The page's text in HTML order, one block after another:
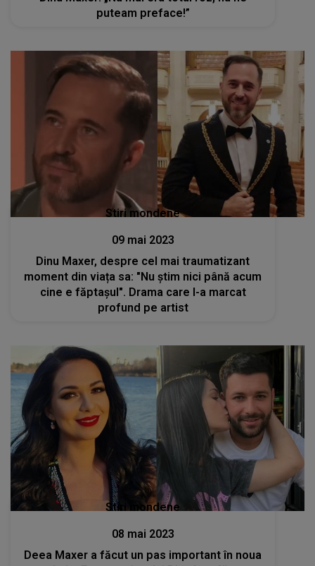
puteam preface!”
Stiri mondene
09 mai 2023
Dinu Maxer, despre cel mai traumatizant
moment din viața sa: "Nu știm nici până acum
cine e făptașul". Drama care l-a marcat
profund pe artist
Stiri mondene
08 mai 2023
Deea Maxer a făcut un pas important în noua